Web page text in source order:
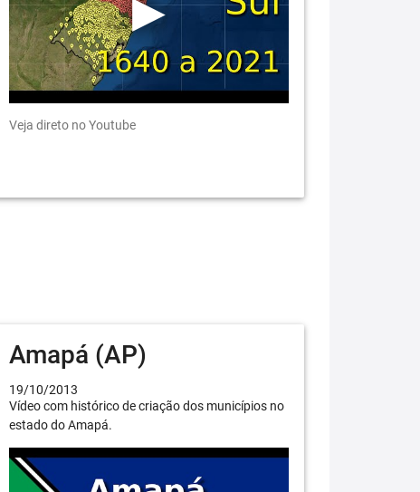
Veja direto no Youtube
Amapá (AP)
19/10/2013
Vídeo com histórico de criação dos municípios no
estado do Amapá.